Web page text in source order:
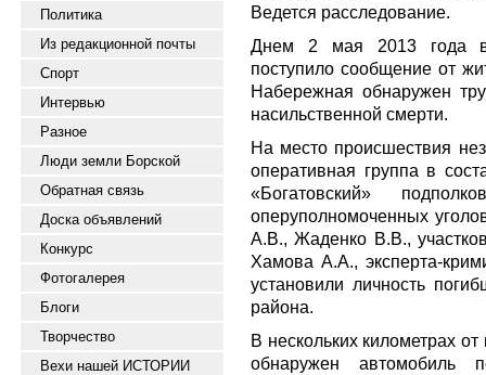
Политика
Из редакционной почты
Спорт
Интервью
Разное
Люди земли Борской
Обратная связь
Доска объявлений
Конкурс
Фотогалерея
Блоги
Творчество
Вехи нашей ИСТОРИИ
Ведется расследование.
Днем 2 мая 2013 года в
поступило сообщение от
Набережная обнаружен
насильственной смерти.
На место происшествия
оперативная группа в
«Богатовский»
оперуполномоченных
А.В., Жаденко В.В.,
Хамова А.А., эксперта-
установили личность
района.
В нескольких километрах
обнаружен автомобиль